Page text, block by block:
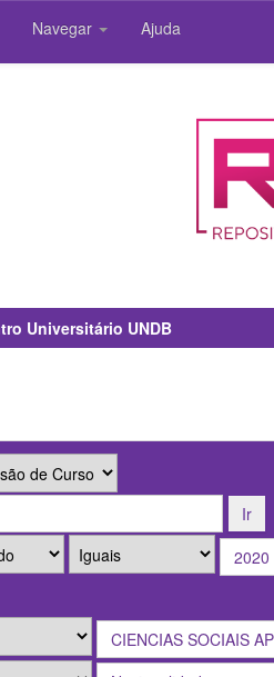
Navegar Ajuda
Universitário UNDB